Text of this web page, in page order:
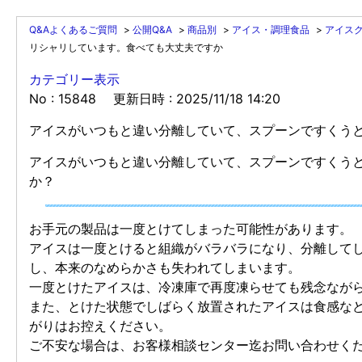
Q&Aよくあるご質問 > 公開Q&A > 商品別 > アイス・調理食品 > アイス
リシャリしています。食べても大丈夫ですか
カテゴリー表示
No : 15848
更新日時 : 2025/11/18 14:20
アイスがいつもと違い分離していて、スプーンですく
アイスがいつもと違い分離していて、スプーンですく
か？
お手元の製品は一度とけてしまった可能性があります。
アイスは一度とけると組織がバラバラになり、分離し
し、本来のなめらかさも失われてしまいます。
一度とけたアイスは、冷凍庫で再度凍らせても残念なが
また、とけた状態でしばらく放置されたアイスは食感
がりはお控えください。
ご不安な場合は、お客様相談センター迄お問い合わせく